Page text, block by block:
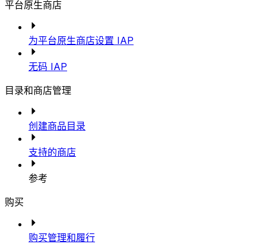
平台原生商店
为平台原生商店设置 IAP
无码 IAP
目录和商店管理
创建商品目录
支持的商店
参考
购买
购买管理和履行